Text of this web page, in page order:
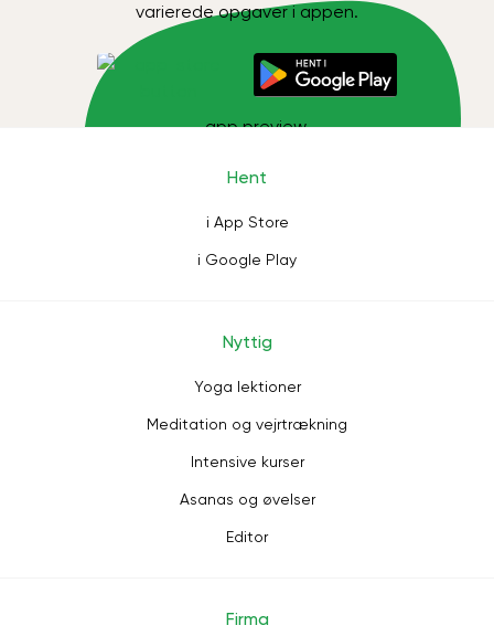
varierede opgaver i appen.
Hent
i App Store
i Google Play
Nyttig
Yoga lektioner
Meditation og vejrtrækning
Intensive kurser
Asanas og øvelser
Editor
Firma